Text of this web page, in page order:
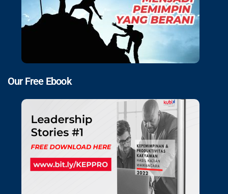
Our Free Ebook